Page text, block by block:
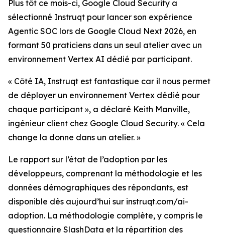
Plus tôt ce mois-ci, Google Cloud Security a
sélectionné Instruqt pour lancer son expérience
Agentic SOC lors de Google Cloud Next 2026, en
formant 50 praticiens dans un seul atelier avec un
environnement Vertex AI dédié par participant.
« Côté IA, Instruqt est fantastique car il nous permet
de déployer un environnement Vertex dédié pour
chaque participant », a déclaré Keith Manville,
ingénieur client chez Google Cloud Security. « Cela
change la donne dans un atelier. »
Le rapport sur l’état de l’adoption par les
développeurs, comprenant la méthodologie et les
données démographiques des répondants, est
disponible dès aujourd’hui sur instruqt.com/ai-
adoption. La méthodologie complète, y compris le
questionnaire SlashData et la répartition des